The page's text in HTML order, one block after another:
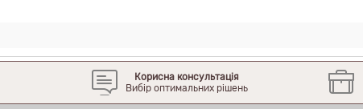
Корисна консультація
Вибір оптимальних рішень